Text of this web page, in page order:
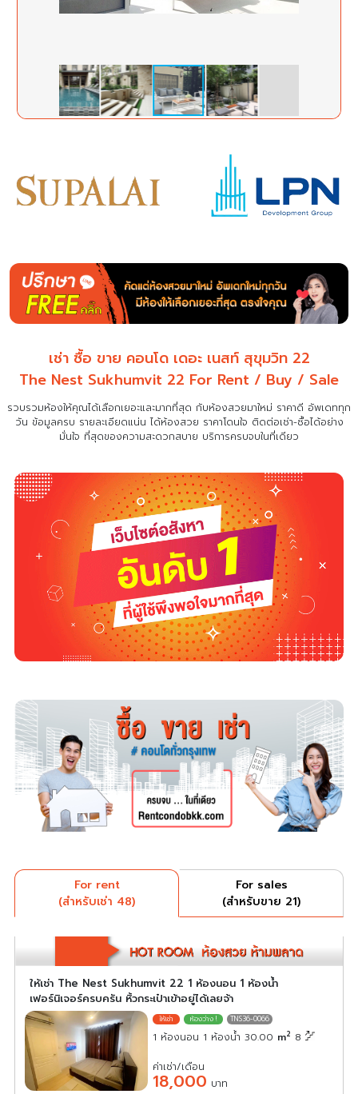
เช่า ซื้อ ขาย คอนโด เดอะ เนสท์ สุขุมวิท 22
The Nest Sukhumvit 22 For Rent / Buy / Sale
รวบรวมห้องให้คุณได้เลือกเยอะและมากที่สุด กับห้องสวยมาใหม่ ราคาดี อัพเดททุก
วัน ข้อมูลครบ รายละเอียดแน่นได้ห้องสวย ราคาโดนใจ ติดต่อเช่า-ซื้อได้อย่าง
มั่นใจ ที่สุดของความสะดวกสบาย บริการครบจบในที่เดียว
For rent
(สำหรับเช่า 48)
For sales
(สำหรับขาย 21)
ให้เช่า The Nest Sukhumvit 22 1 ห้องนอน 1 ห้องน้ำ
เฟอร์นิเจอร์ครบครัน หิ้วกระเป๋าเข้าอยู่ได้เลยจ้า
TNS36-0066
1 ห้องนอน 1 ห้องน้ำ 30.00 m2 8
ค่าเช่า/เดือน
18,000 บาท